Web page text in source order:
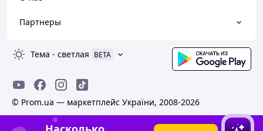
Партнеры
Тема - светлая BETA
© Prom.ua — маркетплейс України, 2008-2026